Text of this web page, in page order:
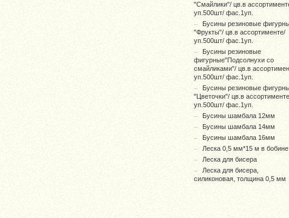
"Смайлики"/ цв.в
уп.500шт/ фас.1уп.
Бусины резиновые
"Фрукты"/ цв.в ассортименте/
уп.500шт/ фас.1уп.
Бусины резиновые
фигурные"Подсолнухи со
смайликами"/ цв.в
уп.500шт/ фас.1уп.
Бусины резиновые
"Цветочки"/ цв.в
уп.500шт/ фас.1уп.
Бусины шамбала 12мм
Бусины шамбала 14мм
Бусины шамбала 16мм
Леска 0,5 мм*15 м в бобине
Леска для бисера
Леска для бисера,
силиконовая, толщина 0,5 мм